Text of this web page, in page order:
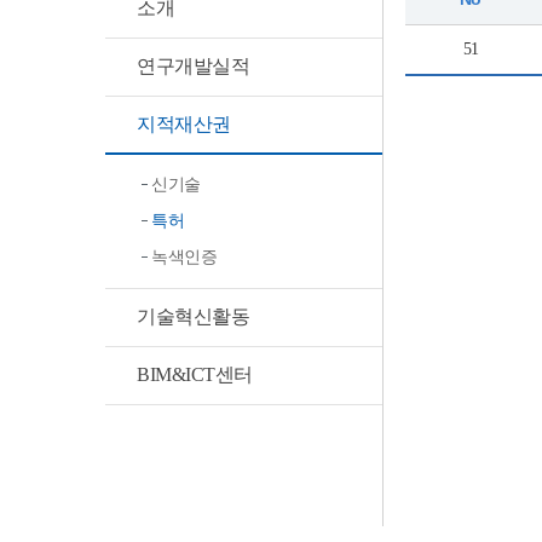
소개
연구개발실적
지적재산권
신기술
특허
녹색인증
기술혁신활동
BIM&ICT센터
51